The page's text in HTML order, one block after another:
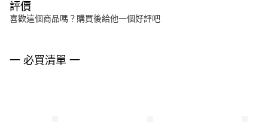
評價
喜歡這個商品嗎？購買後給他一個好評吧
一 必買清單 一